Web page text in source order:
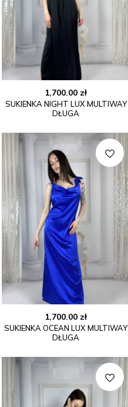
1,700.00 zł
SUKIENKA NIGHT LUX MULTIWAY
DŁUGA
1,700.00 zł
SUKIENKA OCEAN LUX MULTIWAY
DŁUGA